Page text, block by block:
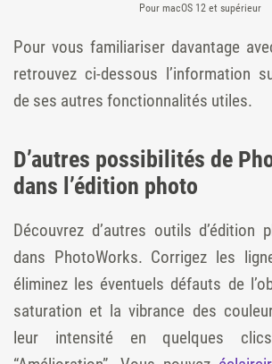
Pour macOS 12 et supérieur
Pour vous familiariser davantage
retrouvez ci-dessous l’information
de ses autres fonctionnalités utiles.
D’autres possibilités de
dans l’édition photo
Découvrez d’autres outils d’édition
dans PhotoWorks. Corrigez les
éliminez les éventuels défauts de
saturation et la vibrance des
leur intensité en quelques